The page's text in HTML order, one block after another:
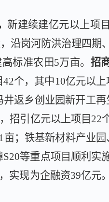
新建续建亿元以上项
沿岗河防洪治理四期
高标准农田5万亩。 招
42个， 其中10亿元以上
井返乡创业园新开工再
招引亿元以上项目 22
亩；铁基新材料产业
S20等重点项目顺利实
实现为企融资39亿元。